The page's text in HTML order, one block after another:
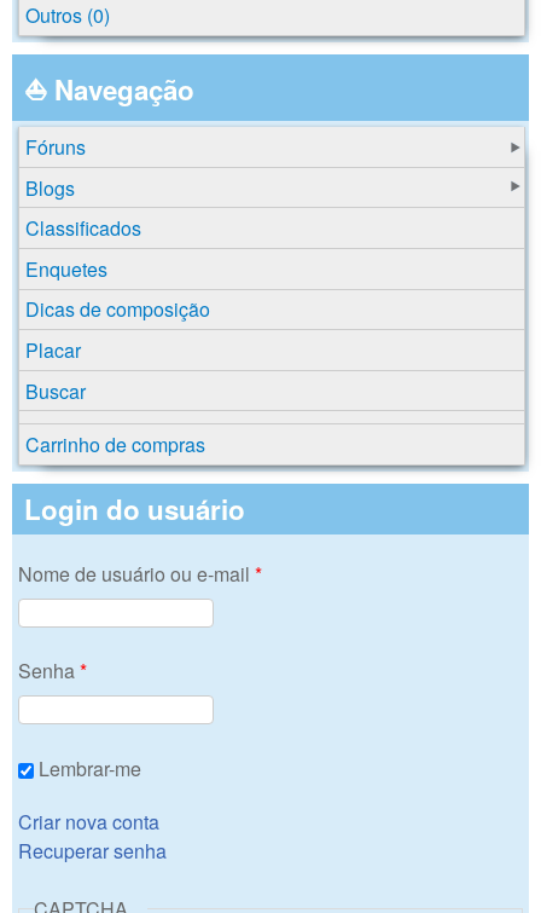
Outros (0)
⛵ Navegação
Fóruns
Blogs
Classificados
Enquetes
Dicas de composição
Placar
Buscar
Carrinho de compras
Login do usuário
Nome de usuário ou e-mail *
Senha *
Lembrar-me
Criar nova conta
Recuperar senha